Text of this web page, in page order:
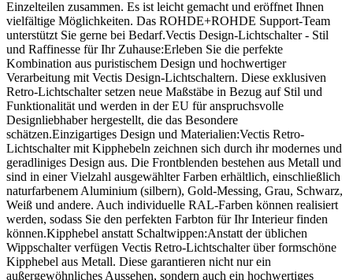
Einzelteilen zusammen. Es ist leicht gemacht und eröffnet Ihnen
vielfältige Möglichkeiten. Das ROHDE+ROHDE Support-Team
unterstützt Sie gerne bei Bedarf.Vectis Design-Lichtschalter - Stil
und Raffinesse für Ihr Zuhause:Erleben Sie die perfekte
Kombination aus puristischem Design und hochwertiger
Verarbeitung mit Vectis Design-Lichtschaltern. Diese exklusiven
Retro-Lichtschalter setzen neue Maßstäbe in Bezug auf Stil und
Funktionalität und werden in der EU für anspruchsvolle
Designliebhaber hergestellt, die das Besondere
schätzen.Einzigartiges Design und Materialien:Vectis Retro-
Lichtschalter mit Kipphebeln zeichnen sich durch ihr modernes und
geradliniges Design aus. Die Frontblenden bestehen aus Metall und
sind in einer Vielzahl ausgewählter Farben erhältlich, einschließlich
naturfarbenem Aluminium (silbern), Gold-Messing, Grau, Schwarz,
Weiß und andere. Auch individuelle RAL-Farben können realisiert
werden, sodass Sie den perfekten Farbton für Ihr Interieur finden
können.Kipphebel anstatt Schaltwippen:Anstatt der üblichen
Wippschalter verfügen Vectis Retro-Lichtschalter über formschöne
Kipphebel aus Metall. Diese garantieren nicht nur ein
außergewöhnliches Aussehen, sondern auch ein hochwertiges